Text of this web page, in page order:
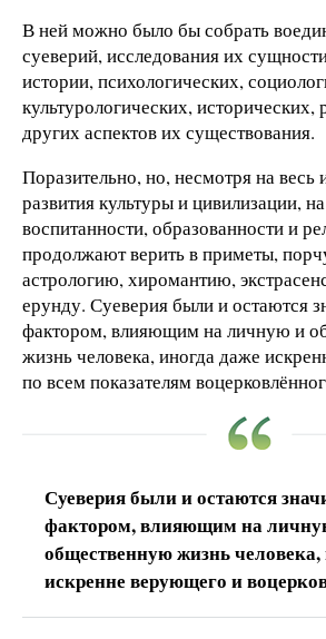
В ней можно было бы собрать
суеверий, исследования их
истории, психологических,
культурологических, исторических,
других аспектов их существования.
Поразительно, но, несмотря на весь
развития культуры и цивилизации,
воспитанности, образованности и
продолжают верить в приметы,
астрологию, хиромантию,
ерунду. Суеверия были и остаются
фактором, влияющим на личную и
жизнь человека, иногда даже
по всем показателям
Суеверия были и остаются
фактором, влияющим на
общественную жизнь человека,
искренне верующего и